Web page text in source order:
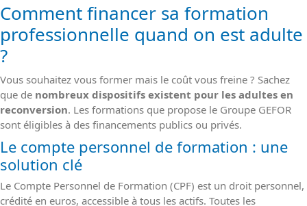
Comment financer sa formation
professionnelle quand on est adulte
?
Vous souhaitez vous former mais le coût vous freine ? Sachez
que de nombreux dispositifs existent pour les adultes en
reconversion. Les formations que propose le Groupe GEFOR
sont éligibles à des financements publics ou privés.
Le compte personnel de formation : une
solution clé
Le Compte Personnel de Formation (CPF) est un droit personnel,
crédité en euros, accessible à tous les actifs. Toutes les